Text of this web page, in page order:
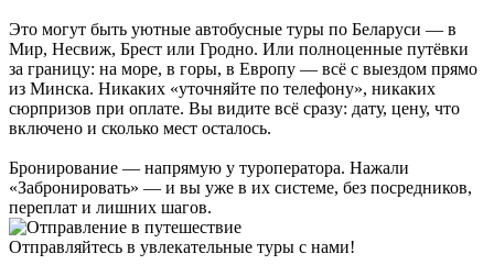
Это могут быть уютные автобусные туры по Беларуси — в
Мир, Несвиж, Брест или Гродно. Или полноценные путёвки
за границу: на море, в горы, в Европу — всё с выездом прямо
из Минска. Никаких «уточняйте по телефону», никаких
сюрпризов при оплате. Вы видите всё сразу: дату, цену, что
включено и сколько мест осталось.
Бронирование — напрямую у туроператора. Нажали
«Забронировать» — и вы уже в их системе, без посредников,
переплат и лишних шагов.
Отправляйтесь в увлекательные туры с нами!